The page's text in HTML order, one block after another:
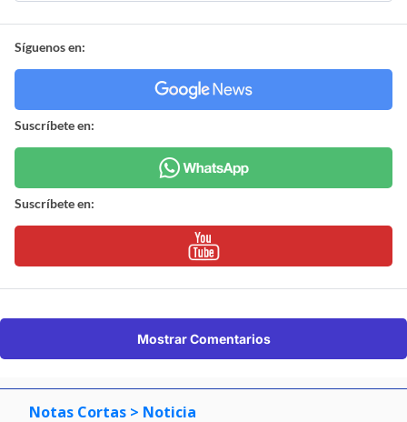
Síguenos en:
Suscríbete en:
Suscríbete en:
Mostrar Comentarios
Notas Cortas > Noticia